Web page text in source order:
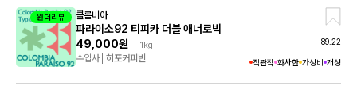
원더리뷰 콜롬비아
파라이소92 티피카 더블 애너로빅
49,000원
1kg
수입사 히포커피빈
89.22
직관적 화사한 가성비 개성